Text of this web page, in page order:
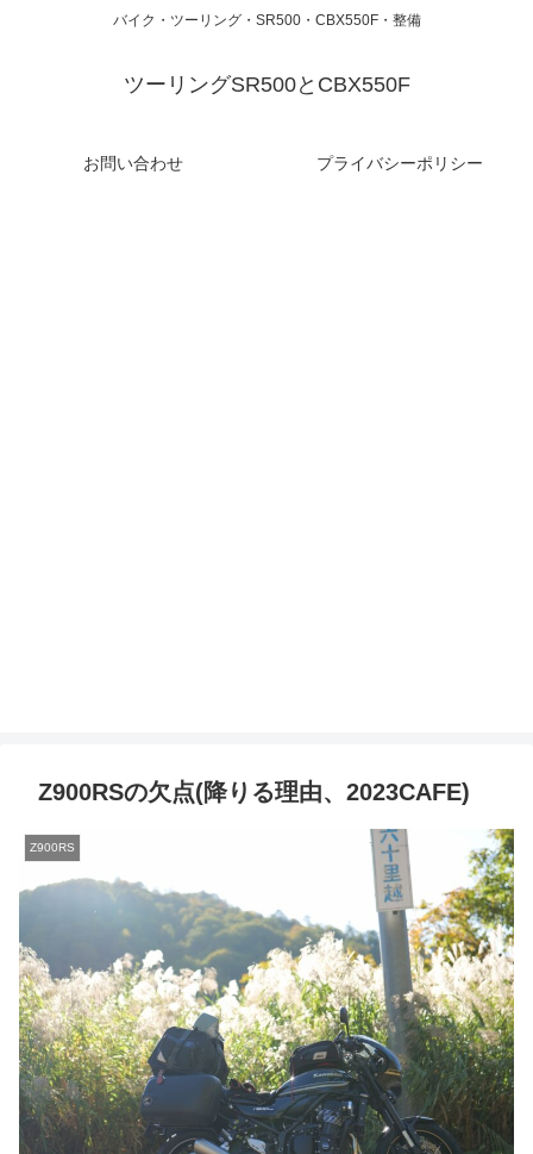
バイク・ツーリング・SR500・CBX550F・整備
ツーリングSR500とCBX550F
お問い合わせ プライバシーポリシー
Z900RSの欠点(降りる理由、2023CAFE)
Z900RS